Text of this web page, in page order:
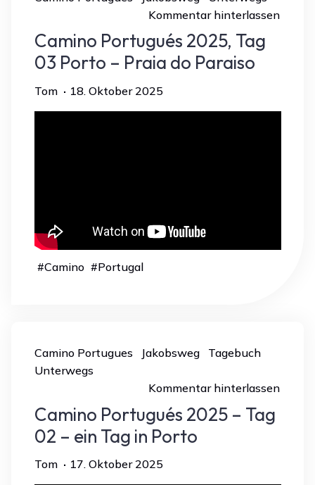
Kommentar hinterlassen
Camino Portugués 2025, Tag
03 Porto – Praia do Paraiso
Tom 18. Oktober 2025
#Camino #Portugal
Camino Portugues Jakobsweg
Tagebuch
Unterwegs
Kommentar hinterlassen
Camino Portugués 2025 – Tag
02 – ein Tag in Porto
Tom 17. Oktober 2025